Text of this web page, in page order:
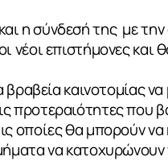
η σύνδεσή της με την
νέοι επιστήμονες και
βραβεία καινοτομίας
προτεραιότητες που
θα μπορούν να
να